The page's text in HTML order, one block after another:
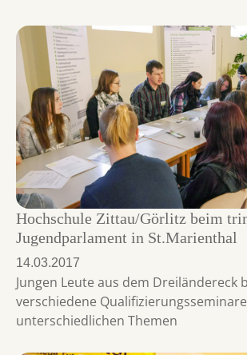
Hochschule Zittau/Görlitz beim
Jugendparlament in St.Marienthal
14.03.2017
Jungen Leute aus dem Dreiländereck
verschiedene
unterschiedlichen Themen